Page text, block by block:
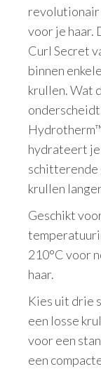
revolutionair
voor je haar.
Curl Secret
binnen
krullen. Wat
hydrateert je
schitterende
krullen
Geschikt
210°C voor
haar.
Kies uit drie
een losse
voor een
een